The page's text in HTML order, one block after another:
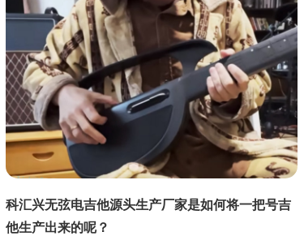
科汇兴无弦电吉他源头生产厂家是如何将一把号吉
他生产出来的呢？